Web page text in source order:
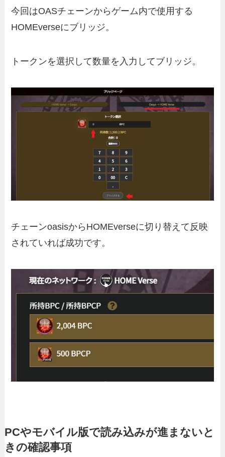
今回はOASチェーンからゲーム内で使用する
HOMEverseにブリッジ。
トークンを選択して数量を入力してブリッジ。
チェーンoasisからHOMEverseに切り替えて反映
されていれば成功です。
PCやモバイル版で読み込みが進まないと
きの確認事項